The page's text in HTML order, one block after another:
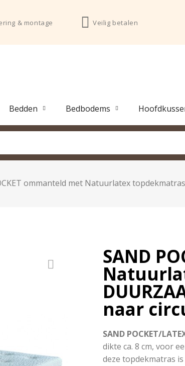
& montage Veilig betalen
Bedden Bedbodems
ommanteld met Natuurlatex
SAND
naar
SAND POCKET/
dikte ca. 8 cm, voor
deze topdekmatras